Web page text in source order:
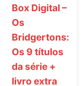
Box Digital –
Os
Bridgertons:
Os 9 títulos
da série +
livro extra